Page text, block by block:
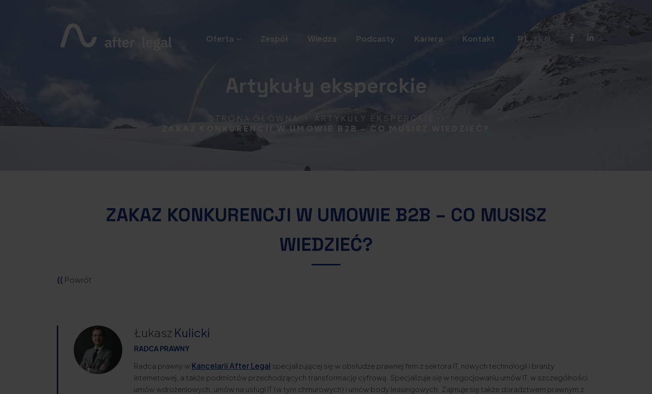
Oferta Zespół Wiedza Podcasty Kariera Kontakt PL EN
Artykuły eksperckie
STRONA GŁÓWNA
ARTYKUŁY EKSPERCKIE
ZAKAZ KONKURENCJI W UMOWIE B2B – CO MUSISZ WIEDZIEĆ?
ZAKAZ KONKURENCJI W UMOWIE B2B – CO MUSISZ
WIEDZIEĆ?
⟨⟨ Powrót
Łukasz Kulicki
RADCA PRAWNY
Radca prawny w Kancelarii After Legal specjalizującej się w obsłudze prawnej firm z sektora IT, nowych technologii i branży
internetowej, a także podmiotów przechodzących transformację cyfrową. Specjalizuje się w negocjowaniu umów IT, w szczególności
umów wdrożeniowych, umów na usługi IT (w tym chmurowych) i umów body leasingowych. Zajmuje się także doradztwem prawnym z